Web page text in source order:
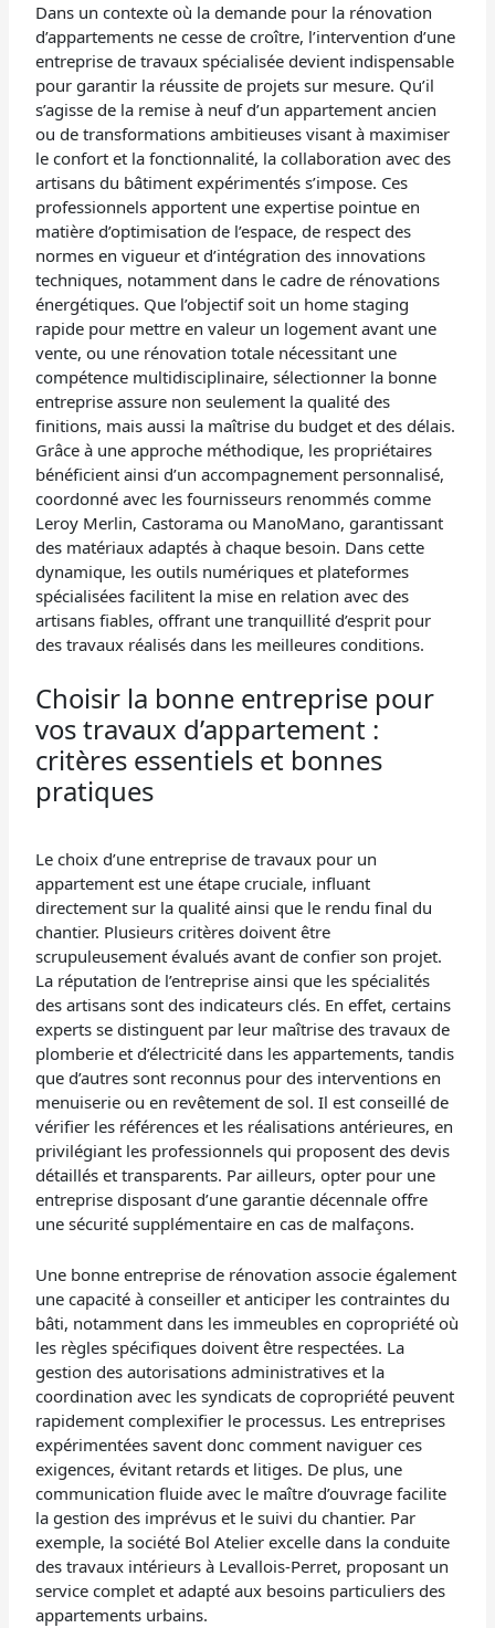
Dans un contexte où la demande pour la rénovation
d’appartements ne cesse de croître, l’intervention d’une
entreprise de travaux spécialisée devient indispensable
pour garantir la réussite de projets sur mesure. Qu’il
s’agisse de la remise à neuf d’un appartement ancien
ou de transformations ambitieuses visant à maximiser
le confort et la fonctionnalité, la collaboration avec des
artisans du bâtiment expérimentés s’impose. Ces
professionnels apportent une expertise pointue en
matière d’optimisation de l’espace, de respect des
normes en vigueur et d’intégration des innovations
techniques, notamment dans le cadre de rénovations
énergétiques. Que l’objectif soit un home staging
rapide pour mettre en valeur un logement avant une
vente, ou une rénovation totale nécessitant une
compétence multidisciplinaire, sélectionner la bonne
entreprise assure non seulement la qualité des
finitions, mais aussi la maîtrise du budget et des délais.
Grâce à une approche méthodique, les propriétaires
bénéficient ainsi d’un accompagnement personnalisé,
coordonné avec les fournisseurs renommés comme
Leroy Merlin, Castorama ou ManoMano, garantissant
des matériaux adaptés à chaque besoin. Dans cette
dynamique, les outils numériques et plateformes
spécialisées facilitent la mise en relation avec des
artisans fiables, offrant une tranquillité d’esprit pour
des travaux réalisés dans les meilleures conditions.
Choisir la bonne entreprise pour
vos travaux d’appartement :
critères essentiels et bonnes
pratiques
Le choix d’une entreprise de travaux pour un
appartement est une étape cruciale, influant
directement sur la qualité ainsi que le rendu final du
chantier. Plusieurs critères doivent être
scrupuleusement évalués avant de confier son projet.
La réputation de l’entreprise ainsi que les spécialités
des artisans sont des indicateurs clés. En effet, certains
experts se distinguent par leur maîtrise des travaux de
plomberie et d’électricité dans les appartements, tandis
que d’autres sont reconnus pour des interventions en
menuiserie ou en revêtement de sol. Il est conseillé de
vérifier les références et les réalisations antérieures, en
privilégiant les professionnels qui proposent des devis
détaillés et transparents. Par ailleurs, opter pour une
entreprise disposant d’une garantie décennale offre
une sécurité supplémentaire en cas de malfaçons.
Une bonne entreprise de rénovation associe également
une capacité à conseiller et anticiper les contraintes du
bâti, notamment dans les immeubles en copropriété où
les règles spécifiques doivent être respectées. La
gestion des autorisations administratives et la
coordination avec les syndicats de copropriété peuvent
rapidement complexifier le processus. Les entreprises
expérimentées savent donc comment naviguer ces
exigences, évitant retards et litiges. De plus, une
communication fluide avec le maître d’ouvrage facilite
la gestion des imprévus et le suivi du chantier. Par
exemple, la société Bol Atelier excelle dans la conduite
des travaux intérieurs à Levallois-Perret, proposant un
service complet et adapté aux besoins particuliers des
appartements urbains.